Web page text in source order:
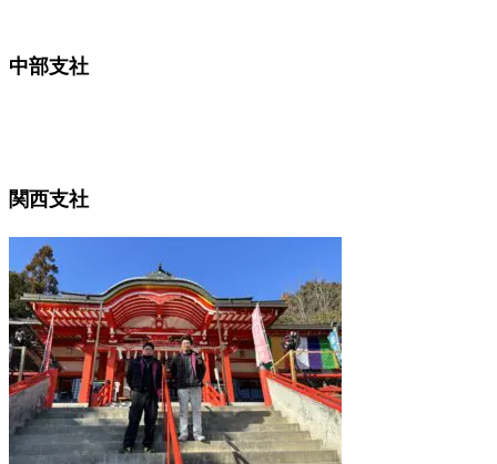
中部支社
関西支社